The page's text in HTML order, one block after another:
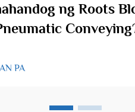
ng Roots
PA